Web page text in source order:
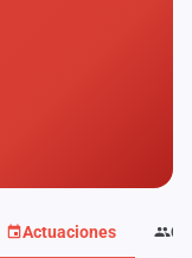
Actuaciones